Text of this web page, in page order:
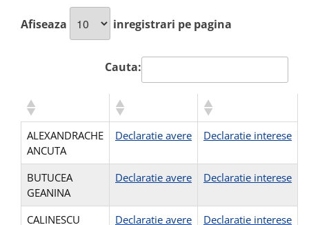
Afiseaza inregistrari pe pagina
Cauta:
ALEXANDRACHE
ANCUTA
Declaratie avere Declaratie interese
BUTUCEA
GEANINA
Declaratie avere Declaratie interese
CALINESCU
Declaratie avere Declaratie interese